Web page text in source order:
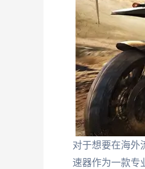
对于想要在海外
速器作为一款专